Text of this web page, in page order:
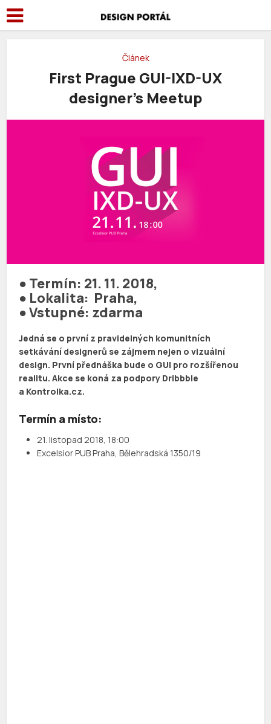
Článek
First Prague GUI-IXD-UX
designer’s Meetup
● Termín: 21. 11. 2018,
● Lokalita: Praha,
● Vstupné: zdarma
Jedná se o první z pravidelných komunitních
setkávání designerů se zájmem nejen o vizuální
design. První přednáška bude o GUI pro rozšířenou
realitu. Akce se koná za podpory Dribbble
a Kontrolka.cz.
Termín a místo:
21. listopad 2018, 18:00
Excelsior PUB Praha, Bělehradská 1350/19